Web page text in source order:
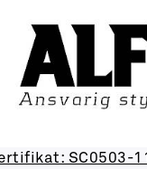
SC0503-11